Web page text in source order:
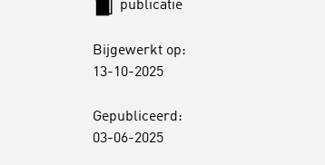
publicatie
Bijgewerkt op:
13-10-2025
Gepubliceerd:
03-06-2025